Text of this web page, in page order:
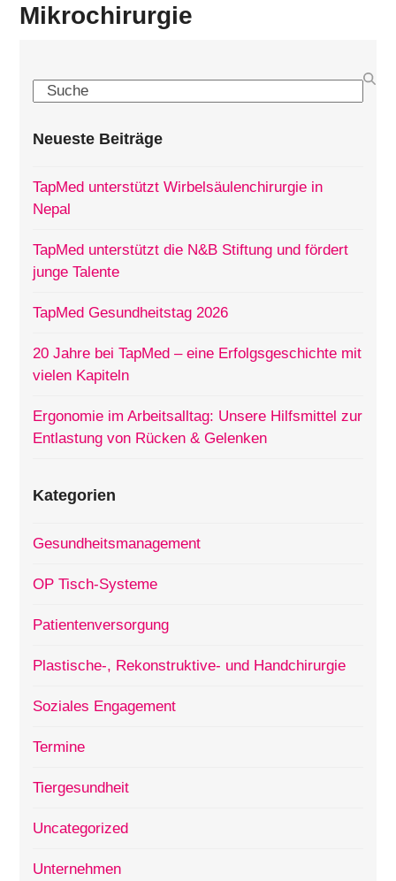
Mikrochirurgie
Search
Neueste Beiträge
TapMed unterstützt Wirbelsäulenchirurgie in
Nepal
TapMed unterstützt die N&B Stiftung und fördert
junge Talente
TapMed Gesundheitstag 2026
20 Jahre bei TapMed – eine Erfolgsgeschichte mit
vielen Kapiteln
Ergonomie im Arbeitsalltag: Unsere Hilfsmittel zur
Entlastung von Rücken & Gelenken
Kategorien
Gesundheitsmanagement
OP Tisch-Systeme
Patientenversorgung
Plastische-, Rekonstruktive- und Handchirurgie
Soziales Engagement
Termine
Tiergesundheit
Uncategorized
Unternehmen